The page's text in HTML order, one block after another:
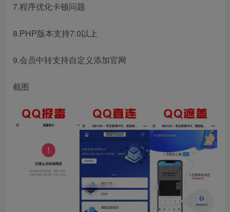
7.程序优化卡顿问题
8.PHP版本支持7.0以上
9.会员中转支持自定义添加官网
截图